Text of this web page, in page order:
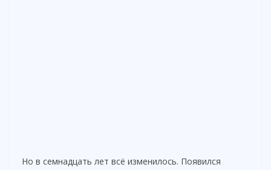
Но в семнадцать лет всё изменилось. Появился